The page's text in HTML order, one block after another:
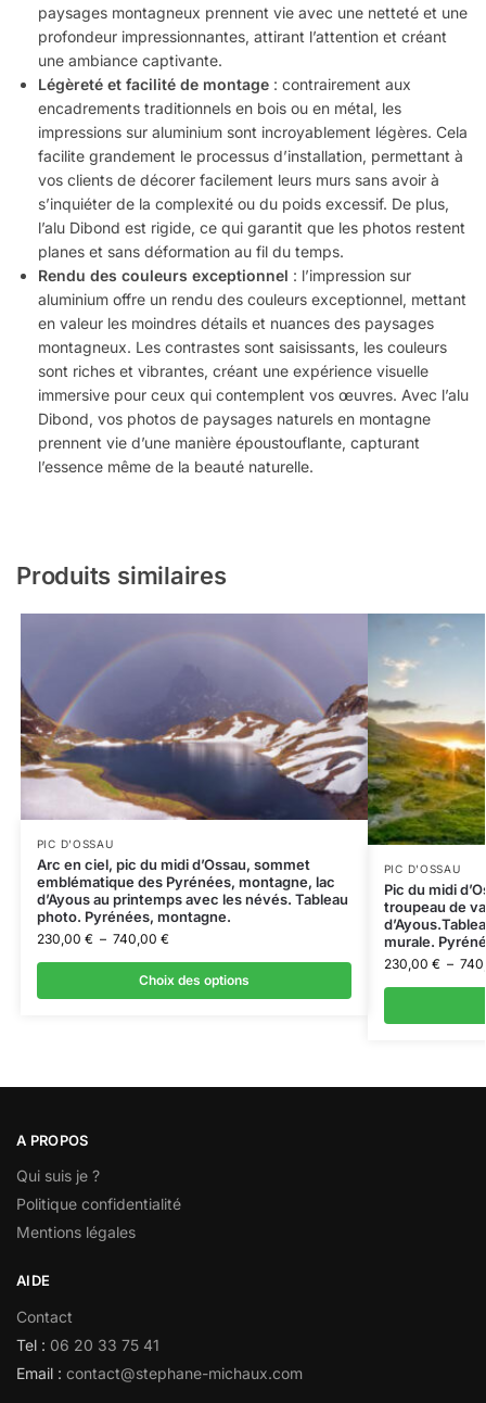
paysages montagneux prennent vie avec une netteté et une
profondeur impressionnantes, attirant l’attention et créant
une ambiance captivante.
Légèreté et facilité de montage : contrairement aux
encadrements traditionnels en bois ou en métal, les
impressions sur aluminium sont incroyablement légères. Cela
facilite grandement le processus d’installation, permettant à
vos clients de décorer facilement leurs murs sans avoir à
s’inquiéter de la complexité ou du poids excessif. De plus,
l’alu Dibond est rigide, ce qui garantit que les photos restent
planes et sans déformation au fil du temps.
Rendu des couleurs exceptionnel : l’impression sur
aluminium offre un rendu des couleurs exceptionnel, mettant
en valeur les moindres détails et nuances des paysages
montagneux. Les contrastes sont saisissants, les couleurs
sont riches et vibrantes, créant une expérience visuelle
immersive pour ceux qui contemplent vos œuvres. Avec l’alu
Dibond, vos photos de paysages naturels en montagne
prennent vie d’une manière époustouflante, capturant
l’essence même de la beauté naturelle.
Produits similaires
PIC D'OSSAU
Arc en ciel, pic du midi d’Ossau, sommet
emblématique des Pyrénées, montagne, lac
d’Ayous au printemps avec les névés. Tableau
photo. Pyrénées, montagne.
230,00 € – 740,00 €
Choix des options
PIC D'OSSAU
Pic du midi
troupeau de
murale.
230,00 € –
A PROPOS
Qui suis je ?
Politique confidentialité
Mentions légales
AIDE
Contact
Tel : 06 20 33 75 41
Email : contact@stephane-michaux.com